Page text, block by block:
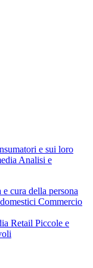
e sui loro
Analisi e
e cura della persona
Commercio
Retail Piccole e